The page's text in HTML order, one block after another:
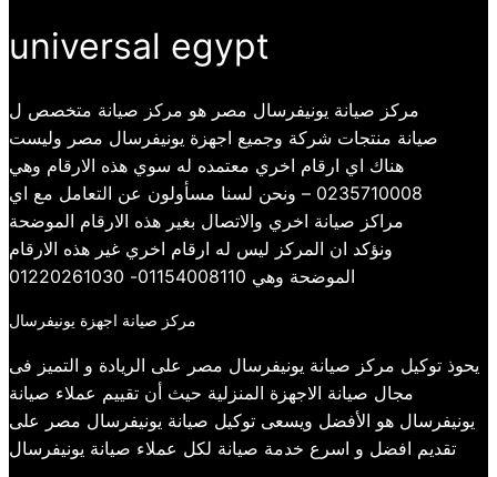
universal egypt
مركز صيانة يونيفرسال مصر هو مركز صيانة متخصص ل
صيانة منتجات شركة وجميع اجهزة يونيفرسال مصر وليست
هناك اي ارقام اخري معتمده له سوي هذه الارقام وهي
0235710008 – ونحن لسنا مسأولون عن التعامل مع اي
مراكز صيانة اخري والاتصال بغير هذه الارقام الموضحة
ونؤكد ان المركز ليس له ارقام اخري غير هذه الارقام
الموضحة وهي 01154008110- 01220261030
مركز صيانة اجهزة يونيفرسال
يحوذ توكيل مركز صيانة يونيفرسال مصر على الريادة و التميز فى
مجال صيانة الاجهزة المنزلية حيث أن تقييم عملاء صيانة
يونيفرسال هو الأفضل ويسعى توكيل صيانة يونيفرسال مصر على
تقديم افضل و اسرع خدمة صيانة لكل عملاء صيانة يونيفرسال